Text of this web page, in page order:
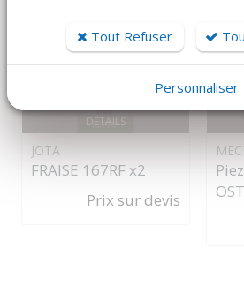
DÉTAILS
JOTA
FRAISE 167RF x2
Prix sur devis
Tout Refuser
Personnaliser